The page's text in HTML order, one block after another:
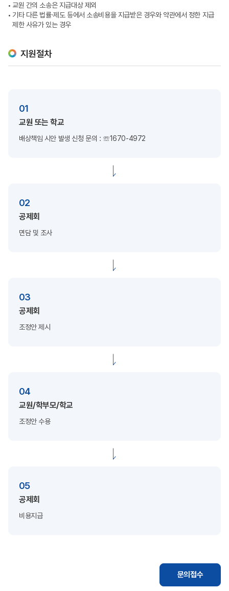
교원 간의 소송은 지급대상 제외
기타 다른 법률·제도 등에서 소송비용을 지급받은 경우와 약관에서 정한 지급
제한 사유가 있는 경우
지원절차
01
교원 또는 학교
배상책임 시안 발생 신청 문의 : ☏1670-4972
02
공제회
면담 및 조사
03
공제회
조정안 제시
04
교원/학부모/학교
조정안 수용
05
공제회
비용지급
문의접수